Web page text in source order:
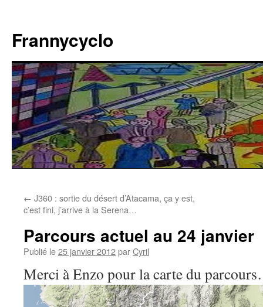
contenu
Frannycyclo
← J360 : sortie du désert d’Atacama, ça y est,
c’est fini, j’arrive à la Serena…
Parcours actuel au 24 janvier
Publié le25 janvier 2012parCyril
Merci à Enzo pour la carte du